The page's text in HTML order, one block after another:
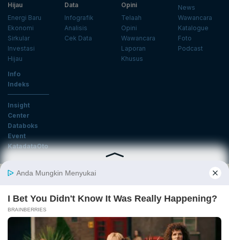
Hijau
Energi Baru
Ekonomi
Sirkular
Investasi
Hijau
Data
Infografik
Analisis
Cek Data
Opini
Telaah
Opini
Wawancara
Laporan
Khusus
News
Wawancara
Katalogue
Foto
Podcast
Info
Indeks
Insight
Center
Databoks
Event
KatadataOto
Langganan Newsletter
Daftar
Ikuti Kami